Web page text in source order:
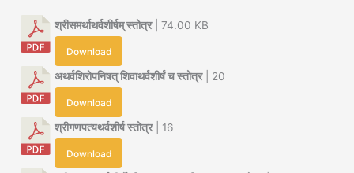
श्रीसमर्थाथर्वशीर्षम् स्तोत्र| 74.00 KB
Download
अथर्वशिरोपनिषत् शिवाथर्वशीर्षं च स्तोत्र| 20
Download
श्रीगणपत्यथर्वशीर्ष स्तोत्र| 16
Download